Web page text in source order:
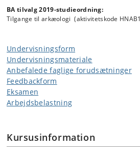
BA tilvalg 2019-studieordning:
Tilgange til arkæologi (aktivitetskode
Undervisningsform
Undervisningsmateriale
Anbefalede faglige forudsætninger
Feedbackform
Eksamen
Arbejdsbelastning
Kursusinformation